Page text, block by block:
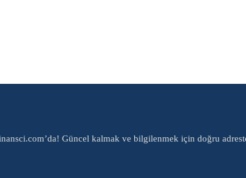
Güncel kalmak ve bilgilenmek için doğru